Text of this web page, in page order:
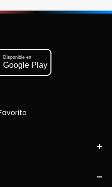
Disponible en
Google Play